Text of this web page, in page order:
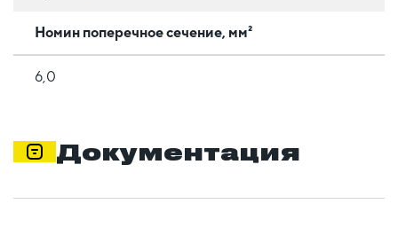
Номин поперечное сечение, мм²
6,0
Документация